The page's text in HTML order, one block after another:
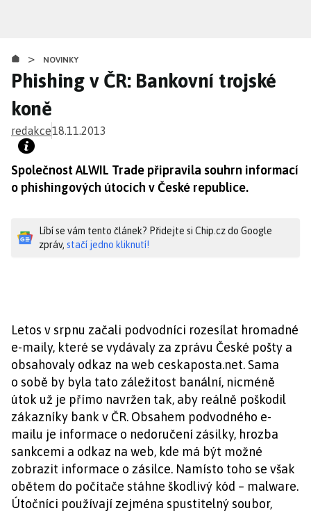
obsahu
> NOVINKY
Phishing v ČR: Bankovní trojské
koně
redakce18.11.2013
Společnost ALWIL Trade připravila souhrn informací
o phishingových útocích v České republice.
Líbí se vám tento článek? Přidejte si Chip.cz do Google
zpráv, stačí jedno kliknutí!
Letos v srpnu začali podvodníci rozesílat hromadné
e-maily, které se vydávaly za zprávu České pošty a
obsahovaly odkaz na web ceskaposta.net. Sama
o sobě by byla tato záležitost banální, nicméně
útok už je přímo navržen tak, aby reálně poškodil
zákazníky bank v ČR. Obsahem podvodného e-
mailu je informace o nedoručení zásilky, hrozba
sankcemi a odkaz na web, kde má být možné
zobrazit informace o zásilce. Namísto toho se však
obětem do počítače stáhne škodlivý kód – malware.
Útočníci používají zejména spustitelný soubor,